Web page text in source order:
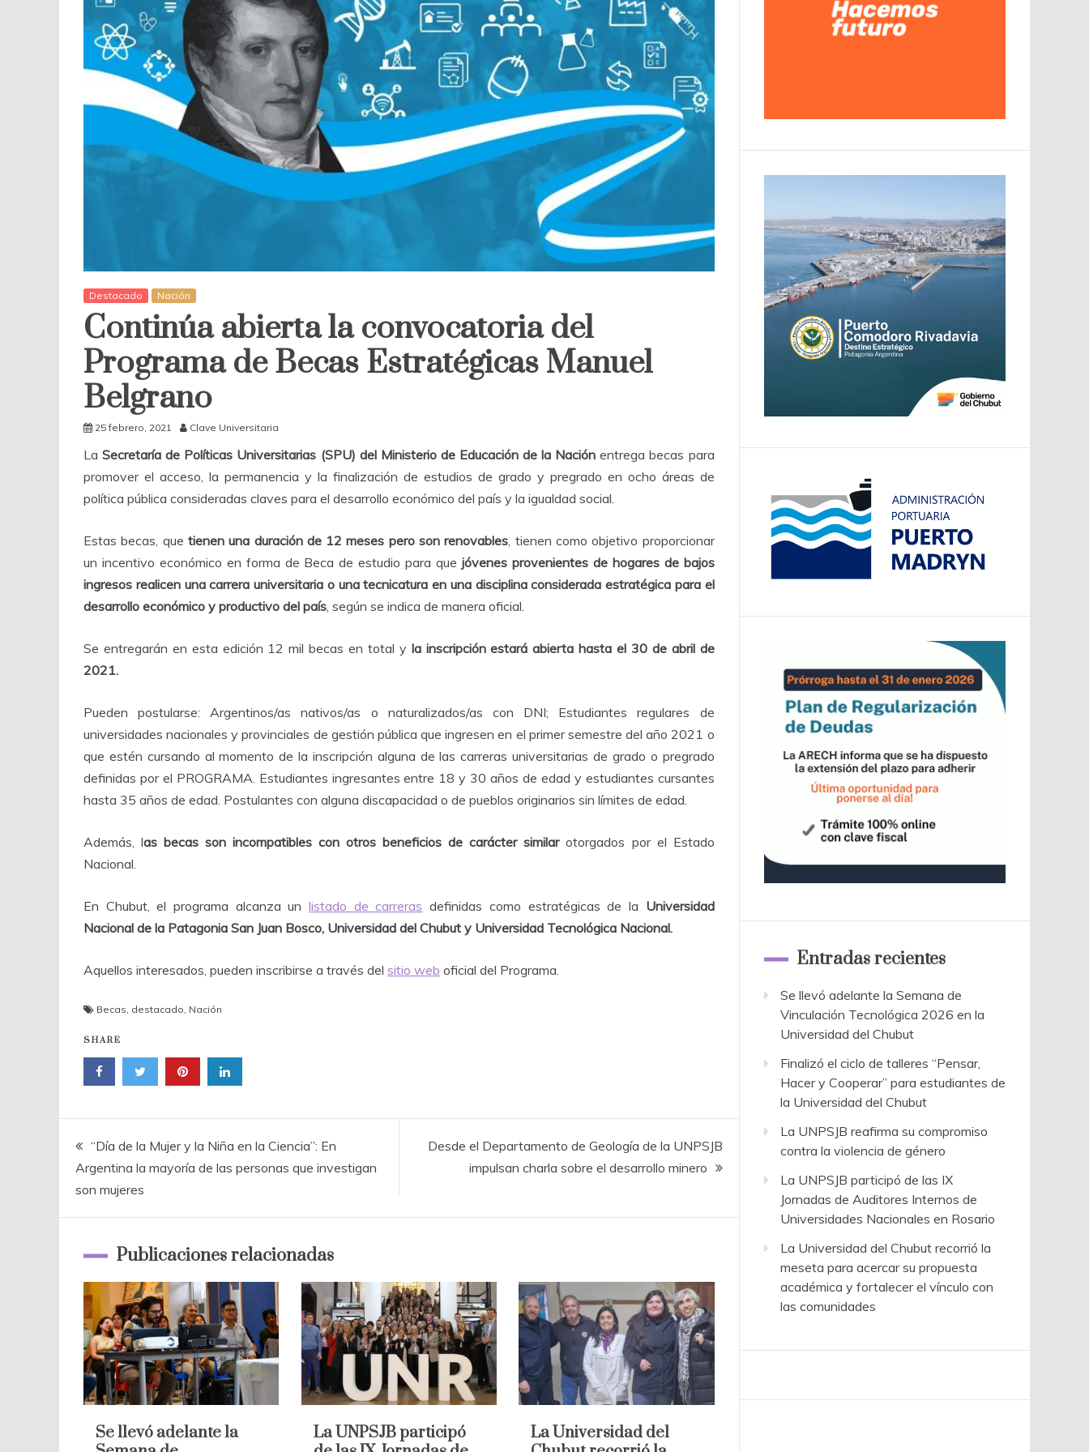
Destacado Nación
Continúa abierta la convocatoria del
Programa de Becas Estratégicas Manuel
Belgrano
25 febrero, 2021 Clave Universitaria
LaSecretaría de Políticas Universitarias (SPU) del Ministerio de Educación de la Nación entrega becas para
promover el acceso, la permanencia y la finalización de estudios de grado y pregrado en ocho áreas de
política pública consideradas claves para el desarrollo económico del país y la igualdad social.
Estas becas, que tienen una duración de 12 meses pero son renovables, tienen como objetivo proporcionar
un incentivo económico en forma de Beca de estudio para quejóvenes provenientes de hogares de bajos
ingresos realicen una carrera universitaria o una tecnicatura en una disciplina considerada estratégica para el
desarrollo económico y productivo del país, según se indica de manera oficial.
Se entregarán en esta edición 12 mil becas en total y la inscripción estará abierta hasta el 30 de abril de
2021.
Pueden postularse: Argentinos/as nativos/as o naturalizados/as con DNI; Estudiantes regulares de
universidades nacionales y provinciales de gestión pública que ingresen en el primer semestre del año 2021 o
que estén cursando al momento de la inscripción alguna de las carreras universitarias de grado o pregrado
definidas por el PROGRAMA. Estudiantes ingresantes entre 18 y 30 años de edad y estudiantes cursantes
hasta 35 años de edad. Postulantes con alguna discapacidad o de pueblos originarios sin límites de edad.
Además, las becas son incompatibles con otros beneficios de carácter similarotorgados por el Estado
Nacional.
En Chubut, el programa alcanza unlistado de carreras definidas como estratégicas de la Universidad
Nacional de la Patagonia San Juan Bosco, Universidad del Chubut y Universidad Tecnológica Nacional.
Aquellos interesados, pueden inscribirse a través del sitio web oficial del Programa.
Becas, destacado, Nación
SHARE
Navegación
de
entradas
“Día de la Mujer y la Niña en la Ciencia”: En
Argentina la mayoría de las personas que investigan
son mujeres
Desde el Departamento de Geología de la UNPSJB
impulsan charla sobre el desarrollo minero
Publicaciones relacionadas
Se llevó adelante la
La UNPSJB participó
La Universidad del
Entradas recientes
Se llevó adelante la Semana de
Vinculación Tecnológica 2026 en la
Universidad del Chubut
Finalizó el ciclo de talleres “Pensar,
Hacer y Cooperar” para estudiantes de
la Universidad del Chubut
La UNPSJB reafirma su compromiso
contra la violencia de género
La UNPSJB participó de las IX
Jornadas de Auditores Internos de
Universidades Nacionales en Rosario
La Universidad del Chubut recorrió la
meseta para acercar su propuesta
académica y fortalecer el vínculo con
las comunidades